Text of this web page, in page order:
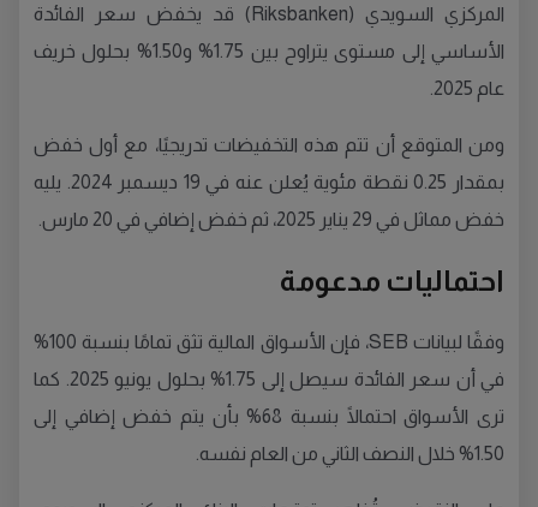
المركزي السويدي (Riksbanken) قد يخفض سعر الفائدة
الأساسي إلى مستوى يتراوح بين 1.75% و1.50% بحلول خريف
عام 2025.
ومن المتوقع أن تتم هذه التخفيضات تدريجيًا، مع أول خفض
بمقدار 0.25 نقطة مئوية يُعلن عنه في 19 ديسمبر 2024. يليه
خفض مماثل في 29 يناير 2025، ثم خفض إضافي في 20 مارس.
احتماليات مدعومة
وفقًا لبيانات SEB، فإن الأسواق المالية تثق تمامًا بنسبة 100%
في أن سعر الفائدة سيصل إلى 1.75% بحلول يونيو 2025. كما
ترى الأسواق احتمالًا بنسبة 68% بأن يتم خفض إضافي إلى
1.50% خلال النصف الثاني من العام نفسه.